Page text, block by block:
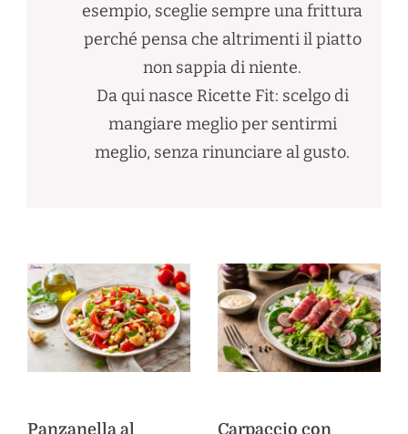
esempio, sceglie sempre una frittura
perché pensa che altrimenti il piatto
non sappia di niente.
Da qui nasce Ricette Fit: scelgo di
mangiare meglio per sentirmi
meglio, senza rinunciare al gusto.
Panzanella al Carpaccio con